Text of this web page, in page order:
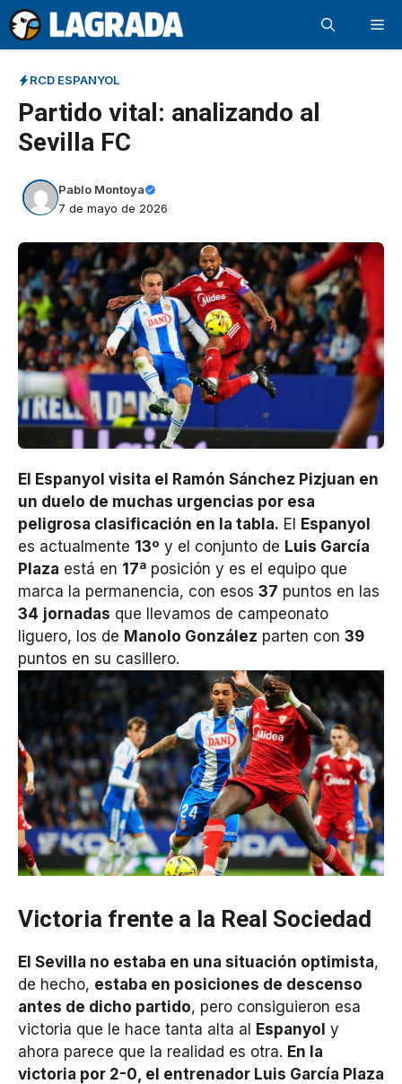
Saltar
al
contenido
RCD ESPANYOL
Partido vital: analizando al
Sevilla FC
Pablo Montoya
7 de mayo de 2026
El Espanyol visita el Ramón Sánchez Pizjuan en
un duelo de muchas urgencias por esa
peligrosa clasificación en la tabla. El Espanyol
es actualmente 13º y el conjunto de Luis García
Plaza está en 17ª posición y es el equipo que
marca la permanencia, con esos 37 puntos en las
34 jornadas que llevamos de campeonato
liguero, los de Manolo González parten con 39
puntos en su casillero.
Victoria frente a la Real Sociedad
El Sevilla no estaba en una situación optimista,
de hecho, estaba en posiciones de descenso
antes de dicho partido, pero consiguieron esa
victoria que le hace tanta alta al Espanyol y
ahora parece que la realidad es otra. En la
victoria por 2-0, el entrenador Luis García Plaza